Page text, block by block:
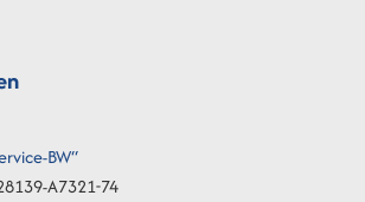
BW“
A7321-74